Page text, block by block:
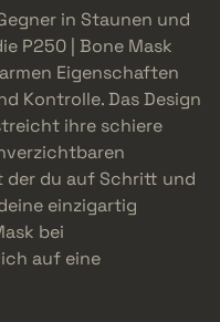
in Staunen und
P250 | Bone Mask
Eigenschaften
Kontrolle. Das Design
ihre schiere
der du auf Schritt und
einzigartig
bei
auf eine